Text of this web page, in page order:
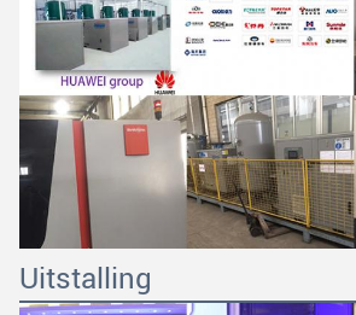
Uitstalling